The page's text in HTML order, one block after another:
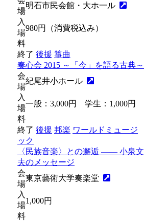
場
明石市民会館・大ホ一ル
入
場
料
980円（消費税込み）
終了 後援 箏曲
奏心会 2015 ～「今」を語る古典～
会
場
紀尾井小ホール
入
場
料
一般：3,000円 学生：1,000円
終了 後援 邦楽 ワールドミュージ
ック
〈民族音楽〉との邂逅 ―― 小泉文
夫のメッセージ
会
場
東京藝術大学奏楽堂
入
場
料
1,000円